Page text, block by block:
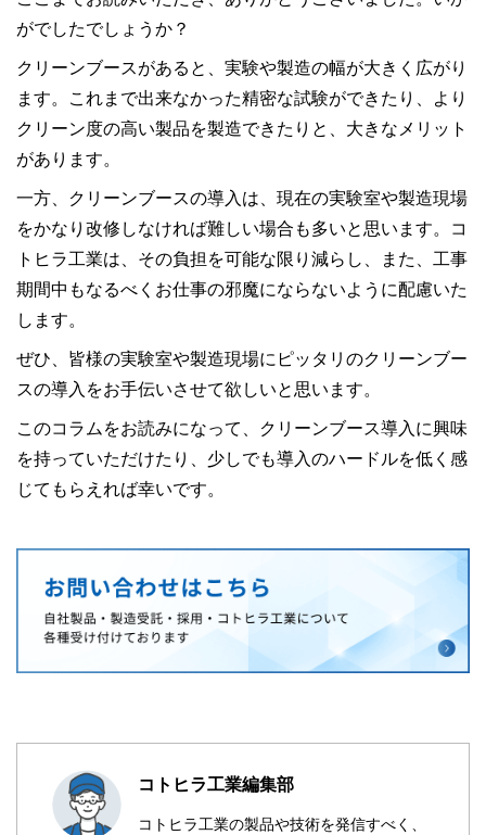
がでしたでしょうか？
クリーンブースがあると、実験や製造の幅が大きく広がり
ます。これまで出来なかった精密な試験ができたり、より
クリーン度の高い製品を製造できたりと、大きなメリット
があります。
一方、クリーンブースの導入は、現在の実験室や製造現場
をかなり改修しなければ難しい場合も多いと思います。コ
トヒラ工業は、その負担を可能な限り減らし、また、工事
期間中もなるべくお仕事の邪魔にならないように配慮いた
します。
ぜひ、皆様の実験室や製造現場にピッタリのクリーンブー
スの導入をお手伝いさせて欲しいと思います。
このコラムをお読みになって、クリーンブース導入に興味
を持っていただけたり、少しでも導入のハードルを低く感
じてもらえれば幸いです。
コトヒラ工業編集部
コトヒラ工業の製品や技術を発信すべく、